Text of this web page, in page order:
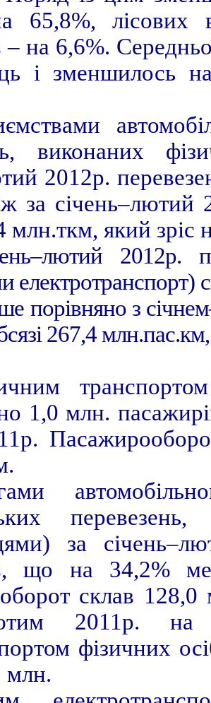
65,8%, лісових
– на 6,6%.
і зменшилось
виконаних
2012р.
за січень–лютий
млн.ткм, який зріс
2012р.
електротранспорт)
порівняно з
267,4
1,0 млн.
за
що на 34,2%
склав 128,0
2011р. на
фізичних
млн.